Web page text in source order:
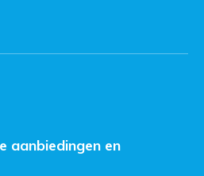
aanbiedingen en